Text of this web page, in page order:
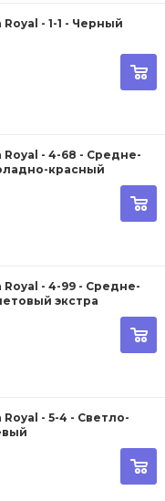
- 1-1 - Черный
- 4-68 - Средне-
красный
- 4-99 - Средне-
экстра
- 5-4 - Светло-